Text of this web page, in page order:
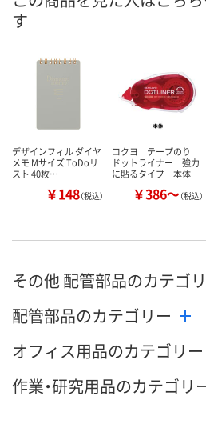
す
デザインフィル ダイヤ
メモ Mサイズ ToDoリ
スト 40枚…
￥148（税込）
コクヨ テープのり
ドットライナー 強力
に貼るタイプ 本体
￥386～（税込）
その他 配管部品のカテゴ
配管部品のカテゴリー
オフィス用品のカテゴリー
作業・研究用品のカテゴリ